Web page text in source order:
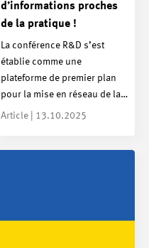
d’informations proches
de la pratique !
La conférence R&D s’est
établie comme une
plateforme de premier plan
pour la mise en réseau de la…
Article | 13.10.2025